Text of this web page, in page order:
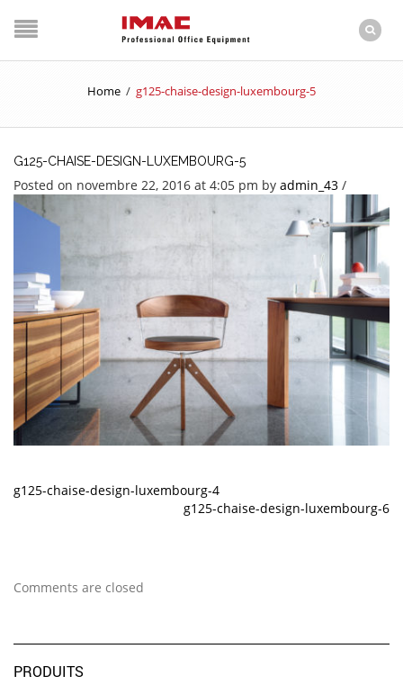
Home / g125-chaise-design-luxembourg-5
G125-CHAISE-DESIGN-LUXEMBOURG-5
Posted on novembre 22, 2016 at 4:05 pm by admin_43 /
g125-chaise-design-luxembourg-4
g125-chaise-design-luxembourg-6
Comments are closed
PRODUITS